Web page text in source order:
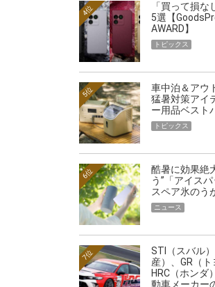
「買って損
5選【
AWARD】
4位
トピックス
車中泊＆アウ
猛暑対策アイ
ー用品ベスト
5位
トピックス
酷暑に効果絶
う”「アイス
スペア氷のう
6位
ニュース
STI（スバル
産）、GR（ト
HRC（ホンダ
動車メーカー
7位